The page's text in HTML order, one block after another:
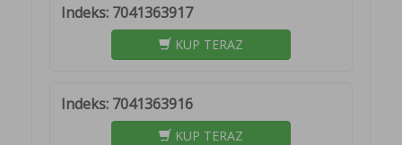
Indeks: 7041363917
KUP TERAZ
Indeks: 7041363916
KUP TERAZ